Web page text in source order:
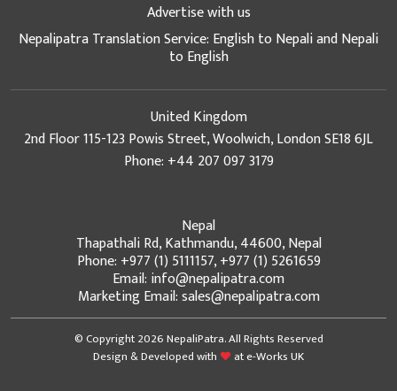
Advertise with us
Nepalipatra Translation Service: English to Nepali and Nepali
to English
United Kingdom
2nd Floor 115-123 Powis Street, Woolwich, London SE18 6JL
Phone: +44 207 097 3179
Nepal
Thapathali Rd, Kathmandu, 44600, Nepal
Phone: +977 (1) 5111157, +977 (1) 5261659
Email: info@nepalipatra.com
Marketing Email: sales@nepalipatra.com
© Copyright 2026 NepaliPatra. All Rights Reserved
Design & Developed with
ate-Works UK